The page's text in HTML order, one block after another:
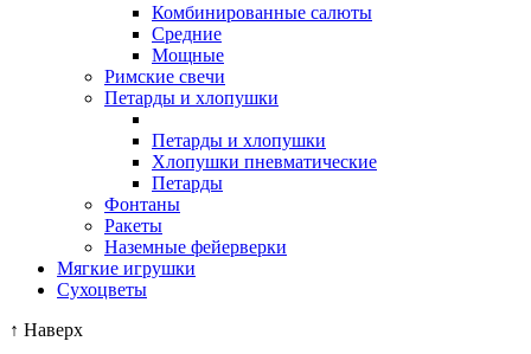
Комбинированные салюты
Средние
Мощные
Римские свечи
Петарды и хлопушки
Петарды и хлопушки
Хлопушки пневматические
Петарды
Фонтаны
Ракеты
Наземные фейерверки
Мягкие игрушки
Сухоцветы
↑ Наверх